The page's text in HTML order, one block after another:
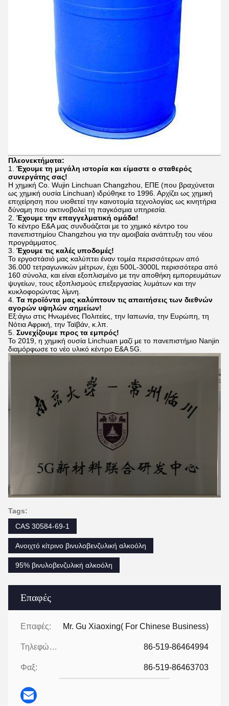
Επαφές
Επαφές: Mr. Gu Xiaoxing( For Chinese Business)
Τηλεφώνημα: 86-519-86464994
Φαξ: 86-519-86463703
Πλεονεκτήματα:
1. Έχουμε τη μεγάλη ιστορία και είμαστε ο σταθερός
συνεργάτης σας!
Η χημική Co. Wujin Linchuan Changzhou, ΕΠΕ (που βραχύνεται
ως χημική ουσία Linchuan) ιδρύθηκε το 1996. Αρχίζει ως χημική
επιχείρηση που υιοθετεί την καινοτομία τεχνολογίας ως κινητήρια
δύναμη που ακτινοβολεί τη παγκόσμια υπηρεσία.
2. Έχουμε την επαγγελματική ομάδα!
Το κέντρο Ε&Α μας συνδυάζεται με το χημικό κέντρο του
πανεπιστημίου Changzhou για την αμοιβαία ανάπτυξη του νέου
προγράμματος.
3. Έχουμε τις καλές υποδομές!
Το εργοστάσιό μας καλύπτει έναν τομέα περισσότερων από
36.000 τετραγωνικών μέτρων, έχει 500L-3000L περισσότερα από
160 σύνολα, και είναι εξοπλισμένο με την αποθήκη εμπορευμάτων
ψυγείων, τους εξοπλισμούς επεξεργασίας λυμάτων και την
κυκλοφορώντας λίμνη.
4. Τα προϊόντα μας καλύπτουν τις απαιτήσεις των διεθνών
αγορών υψηλών σημείων!
Εξ:άγω στις Ηνωμένες Πολιτείες, την Ιαπωνία, την Ευρώπη, τη
Νότια Αφρική, την Ταϊβάν, κ.λπ.
5. Συνεχίζουμε προς τα εμπρός!
Το 2019, η χημική ουσία Linchuan μαζί με το πανεπιστήμιο Nanjin
διαμόρφωσε το νέο υλικό κέντρο Ε&Α 5G.
Tags:
CAS 30584-69-1
Ανοιχτό κίτρινο βινυλοβενζυλική αλκοόλη
95% βινυλοβενζυλική αλκοόλη